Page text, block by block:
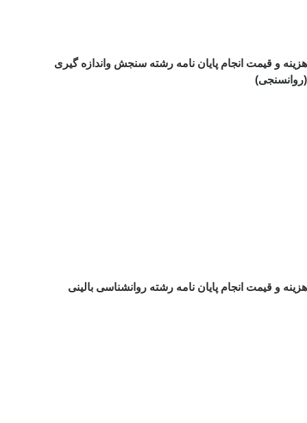
هزینه و قیمت انجام پایان نامه رشته سنجش واندازه گیری
(روانسنجی)
هزینه و قیمت انجام پایان نامه رشته روانشناسی بالینی